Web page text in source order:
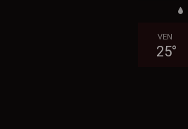
VEN
25°